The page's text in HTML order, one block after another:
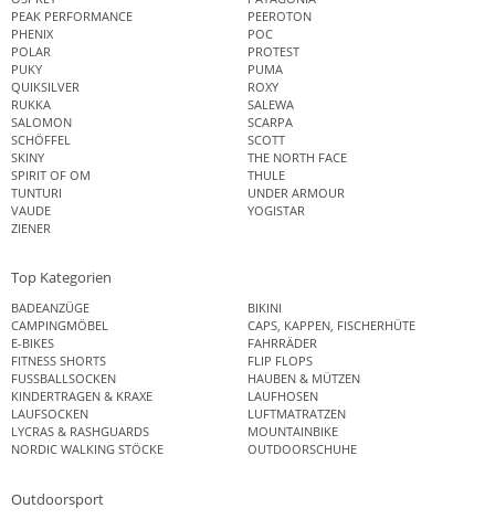
PEAK PERFORMANCE
PEEROTON
PHENIX
POC
POLAR
PROTEST
PUKY
PUMA
QUIKSILVER
ROXY
RUKKA
SALEWA
SALOMON
SCARPA
SCHÖFFEL
SCOTT
SKINY
THE NORTH FACE
SPIRIT OF OM
THULE
TUNTURI
UNDER ARMOUR
VAUDE
YOGISTAR
ZIENER
Top Kategorien
BADEANZÜGE
BIKINI
CAMPINGMÖBEL
CAPS, KAPPEN, FISCHERHÜTE
E-BIKES
FAHRRÄDER
FITNESS SHORTS
FLIP FLOPS
FUSSBALLSOCKEN
HAUBEN & MÜTZEN
KINDERTRAGEN & KRAXE
LAUFHOSEN
LAUFSOCKEN
LUFTMATRATZEN
LYCRAS & RASHGUARDS
MOUNTAINBIKE
NORDIC WALKING STÖCKE
OUTDOORSCHUHE
Outdoorsport